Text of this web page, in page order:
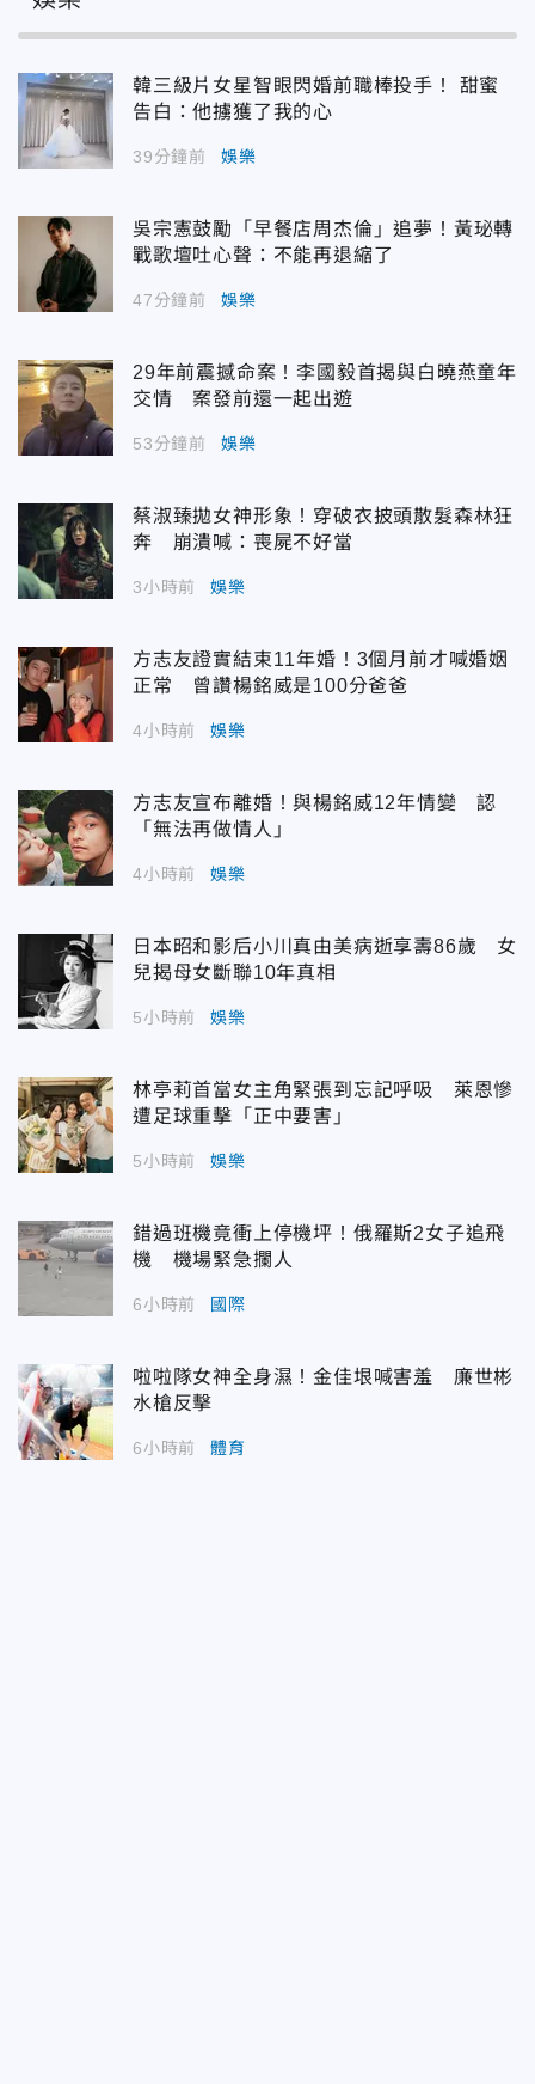
韓三級片女星智眼閃婚前職棒投手！ 甜蜜
告白：他擄獲了我的心
39分鐘前 娛樂
吳宗憲鼓勵「早餐店周杰倫」追夢！黃珌轉
戰歌壇吐心聲：不能再退縮了
47分鐘前 娛樂
29年前震撼命案！李國毅首揭與白曉燕童年
交情 案發前還一起出遊
53分鐘前 娛樂
蔡淑臻拋女神形象！穿破衣披頭散髮森林狂
奔 崩潰喊：喪屍不好當
3小時前 娛樂
方志友證實結束11年婚！3個月前才喊婚姻
正常 曾讚楊銘威是100分爸爸
4小時前 娛樂
方志友宣布離婚！與楊銘威12年情變 認
「無法再做情人」
4小時前 娛樂
日本昭和影后小川真由美病逝享壽86歲 女
兒揭母女斷聯10年真相
5小時前 娛樂
林亭莉首當女主角緊張到忘記呼吸 萊恩慘
遭足球重擊「正中要害」
5小時前 娛樂
錯過班機竟衝上停機坪！俄羅斯2女子追飛
機 機場緊急攔人
6小時前 國際
啦啦隊女神全身濕！金佳垠喊害羞 廉世彬
水槍反擊
6小時前 體育